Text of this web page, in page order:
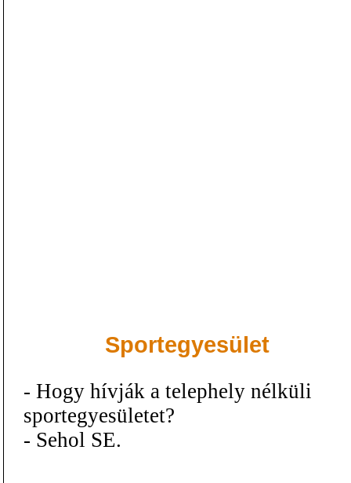
Sportegyesület
- Hogy hívják a telephely nélküli
sportegyesületet?
- Sehol SE.